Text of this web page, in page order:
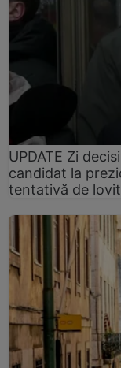
UPDATE Zi
candidat la
tentativă de